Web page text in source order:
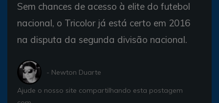
Sem chances de acesso à elite do futebol
nacional, o Tricolor já está certo em 2016
na disputa da segunda divisão nacional.
- Newton Duarte
Ajude o nosso site compartilhando esta postagem